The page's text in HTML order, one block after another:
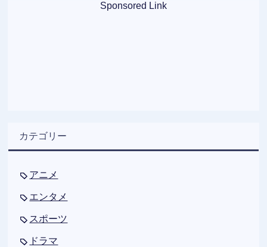
Sponsored Link
カテゴリー
アニメ
エンタメ
スポーツ
ドラマ